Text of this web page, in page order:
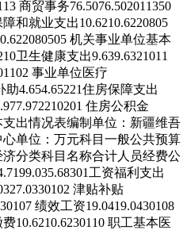
13 商贸事务76.5076.50201 1350
和就业支出10.6210.6220805
2080505 机关事业单位基本
卫生健康支出9.639.6321011
1102 事业单位医疗
助4.654.65221住房保障支出
7.972210201 住房公积金
出情况表编制单位：新疆维吾
心单位：万元科目 一般公共预算
济分类科目名称合计人员经费公
99.035.68301 工资福利支出
27.0330102 津贴补贴
30107 绩效工资19.0419.0430108
费10.6210.62301 10 职工基本医